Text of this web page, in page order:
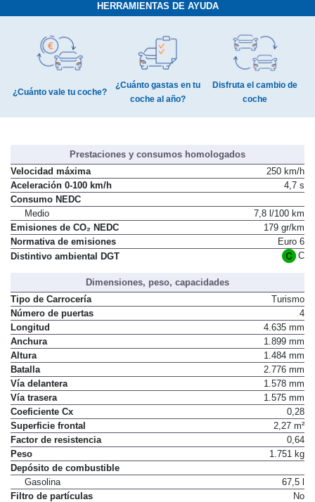
HERRAMIENTAS DE AYUDA
¿Cuánto vale tu coche?
¿Cuánto gastas en tu
coche al año?
Disfruta el cambio de
coche
Prestaciones y consumos homologados
Velocidad máxima
250 km/h
Aceleración 0-100 km/h
4,7 s
Consumo NEDC
Medio
7,8 l/100 km
Emisiones de CO₂ NEDC
179 gr/km
Normativa de emisiones
Euro 6
Distintivo ambiental DGT
C
Dimensiones, peso, capacidades
Tipo de Carrocería
Turismo
Número de puertas
4
Longitud
4.635 mm
Anchura
1.899 mm
Altura
1.484 mm
Batalla
2.776 mm
Vía delantera
1.578 mm
Vía trasera
1.575 mm
Coeficiente Cx
0,28
Superficie frontal
2,27 m²
Factor de resistencia
0,64
Peso
1.751 kg
Depósito de combustible
Gasolina
67,5 l
Filtro de partículas
No